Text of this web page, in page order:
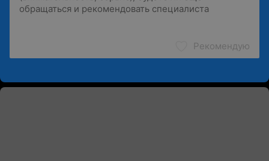
Рекомендую